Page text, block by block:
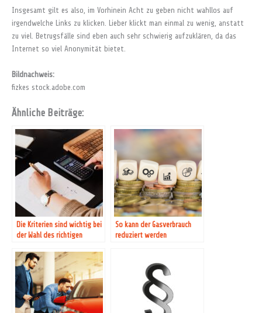
Insgesamt gilt es also, im Vorhinein Acht zu geben nicht wahllos auf
irgendwelche Links zu klicken. Lieber klickt man einmal zu wenig, anstatt
zu viel. Betrugsfälle sind eben auch sehr schwierig aufzuklären, da das
Internet so viel Anonymität bietet.
Bildnachweis:
fizkes stock.adobe.com
Ähnliche Beiträge:
Die Kriterien sind wichtig bei
der Wahl des richtigen
So kann der Gasverbrauch
reduziert werden